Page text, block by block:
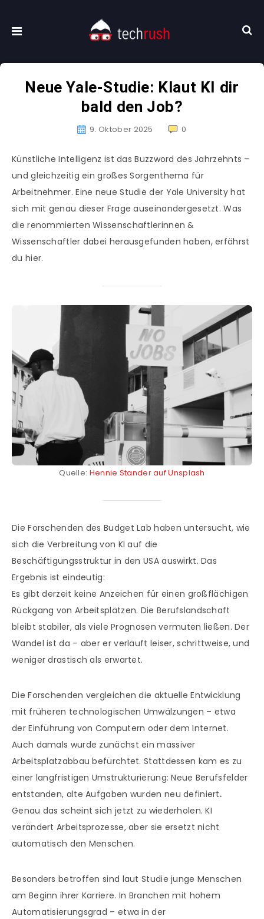
Neue Yale-Studie: Klaut KI dir
bald den Job?
9. Oktober 2025 0
Künstliche Intelligenz ist das Buzzword des Jahrzehnts –
und gleichzeitig ein großes Sorgenthema für
Arbeitnehmer. Eine neue Studie der Yale University hat
sich mit genau dieser Frage auseinandergesetzt. Was
die renommierten Wissenschaftlerinnen &
Wissenschaftler dabei herausgefunden haben, erfährst
du hier.
Quelle: Hennie Stander auf Unsplash
Die Forschenden des Budget Lab haben untersucht, wie
sich die Verbreitung von KI auf die
Beschäftigungsstruktur in den USA auswirkt. Das
Ergebnis ist eindeutig:
Es gibt derzeit keine Anzeichen für einen großflächigen
Rückgang von Arbeitsplätzen. Die Berufslandschaft
bleibt stabiler, als viele Prognosen vermuten ließen. Der
Wandel ist da – aber er verläuft leiser, schrittweise, und
weniger drastisch als erwartet.
Die Forschenden vergleichen die aktuelle Entwicklung
mit früheren technologischen Umwälzungen – etwa
der Einführung von Computern oder dem Internet.
Auch damals wurde zunächst ein massiver
Arbeitsplatzabbau befürchtet. Stattdessen kam es zu
einer langfristigen Umstrukturierung: Neue Berufsfelder
entstanden, alte Aufgaben wurden neu definiert.
Genau das scheint sich jetzt zu wiederholen. KI
verändert Arbeitsprozesse, aber sie ersetzt nicht
automatisch den Menschen.
Besonders betroffen sind laut Studie junge Menschen
am Beginn ihrer Karriere. In Branchen mit hohem
Automatisierungsgrad – etwa in der